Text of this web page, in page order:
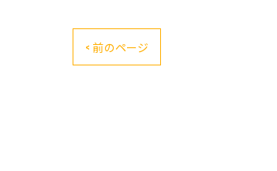
< 前のページ